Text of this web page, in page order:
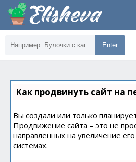
Enter
Как продвинуть сайт на
Вы создали или только
Продвижение сайта – это не
направленных на увеличение
системах.